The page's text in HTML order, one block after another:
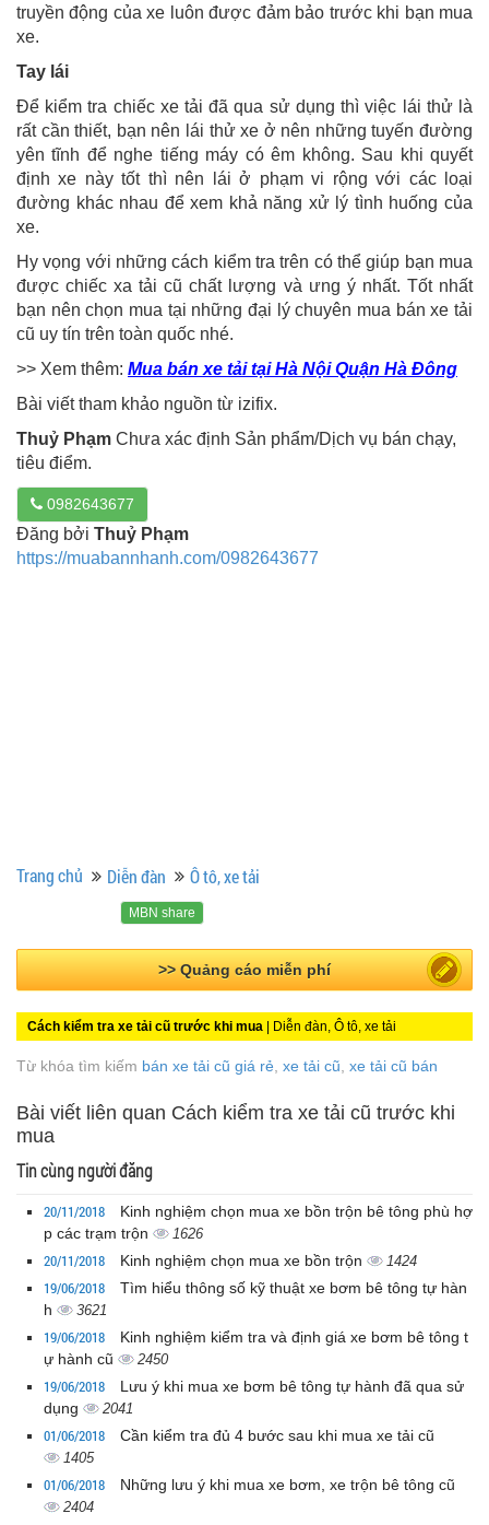
truyền động của xe luôn được đảm bảo trước khi bạn mua
xe.
Tay lái
Để kiểm tra chiếc xe tải đã qua sử dụng thì việc lái thử là
rất cần thiết, bạn nên lái thử xe ở nên những tuyến đường
yên tĩnh để nghe tiếng máy có êm không. Sau khi quyết
định xe này tốt thì nên lái ở phạm vi rộng với các loại
đường khác nhau để xem khả năng xử lý tình huống của
xe.
Hy vọng với những cách kiểm tra trên có thể giúp bạn mua
được chiếc xa tải cũ chất lượng và ưng ý nhất. Tốt nhất
bạn nên chọn mua tại những đại lý chuyên mua bán xe tải
cũ uy tín trên toàn quốc nhé.
>> Xem thêm: Mua bán xe tải tại Hà Nội Quận Hà Đông
Bài viết tham khảo nguồn từ izifix.
Thuỷ Phạm Chưa xác định Sản phẩm/Dịch vụ bán chạy,
tiêu điểm.
0982643677
Đăng bởi Thuỷ Phạm
https://muabannhanh.com/0982643677
Trang chủ Diễn đàn Ô tô, xe tải
MBN share
>> Quảng cáo miễn phí
Cách kiểm tra xe tải cũ trước khi mua | Diễn đàn, Ô tô, xe tải
Từ khóa tìm kiếm bán xe tải cũ giá rẻ, xe tải cũ, xe tải cũ bán
Bài viết liên quan Cách kiểm tra xe tải cũ trước khi
mua
Tin cùng người đăng
20/11/2018
Kinh nghiệm chọn mua xe bồn trộn bê tông phù hợ
p các trạm trộn
1626
20/11/2018 Kinh nghiệm chọn mua xe bồn trộn 1424
19/06/2018
Tìm hiểu thông số kỹ thuật xe bơm bê tông tự hàn
h
3621
19/06/2018
Kinh nghiệm kiểm tra và định giá xe bơm bê tông t
ự hành cũ
2450
19/06/2018
Lưu ý khi mua xe bơm bê tông tự hành đã qua sử
dụng
2041
01/06/2018 Cần kiểm tra đủ 4 bước sau khi mua xe tải cũ
1405
01/06/2018 Những lưu ý khi mua xe bơm, xe trộn bê tông cũ
2404